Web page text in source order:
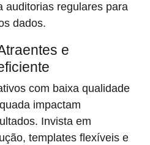
auditorias regulares para
dados.
e
com baixa qualidade
impactam
Invista em
templates flexíveis e